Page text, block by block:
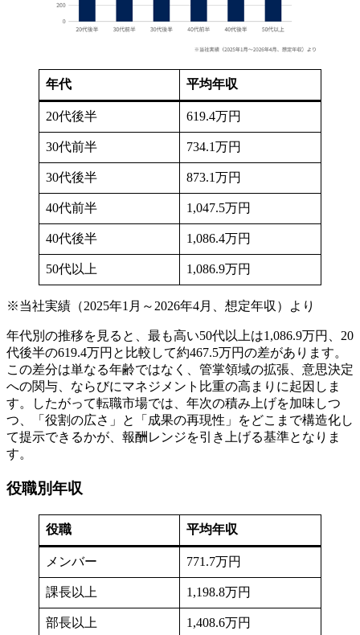
年代 平均年収
20代後半 619.4万円
30代前半 734.1万円
30代後半 873.1万円
40代前半 1,047.5万円
40代後半 1,086.4万円
50代以上 1,086.9万円
※当社実績（2025年1月～2026年4月、想定年収）より
年代別の推移を見ると、最も高い50代以上は1,086.9万円、20
代後半の619.4万円と比較して約467.5万円の差があります。
この差分は単なる年齢ではなく、管掌領域の拡張、意思決定
への関与、ならびにマネジメント比重の高まりに起因しま
す。したがって転職市場では、年次の積み上げを加味しつ
つ、「役割の広さ」と「成果の再現性」をどこまで構造化し
て提示できるかが、報酬レンジを引き上げる基準となりま
す。
役職別年収
役職 平均年収
メンバー 771.7万円
課長以上 1,198.8万円
部長以上 1,408.6万円